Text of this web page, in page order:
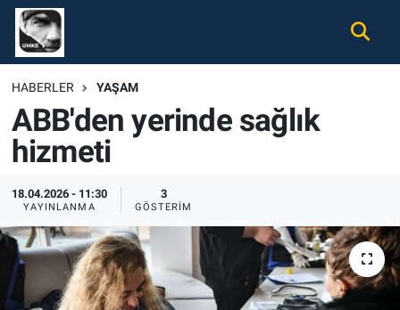
HABERLER YAŞAM
ABB'den yerinde sağlık
hizmeti
18.04.2026 - 11:30
YAYINLANMA
3
GÖSTERIM
Gündem
Ekonomi
Spor
Magazin
Tüm Haberler
İletişim
Nöbetçi Eczaneler
Hava Durumu
Namaz Vakitleri
Trafik Durumu
Süper Lig Puan Durumu ve Fikstür
Tüm Manşetler